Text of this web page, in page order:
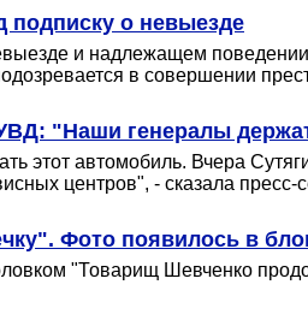
подписку о невыезде
и надлежащем
в совершении
"Наши генералы
этот автомобиль. Вчера
центров", - сказала
Фото появилось в
"Товарищ Шевченко